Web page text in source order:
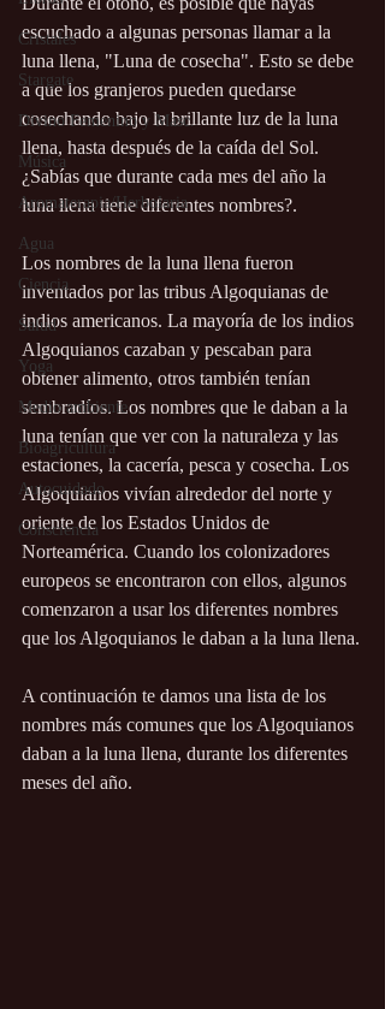
Cristales
Stargate
Divino Femenino y Masc.
Música
Aromaterapia/Herbolaria
Agua
Ciencia
Salud
Yoga
Medio ambiente
Bioagricultura
Autocuidado
Consciencia
escuchado a algunas personas llamar a la
luna llena, "Luna de cosecha". Esto se debe
a que los granjeros pueden quedarse
cosechando bajo la brillante luz de la luna
llena, hasta después de la caída del Sol.
¿Sabías que durante cada mes del año la
luna llena tiene diferentes nombres?.
Los nombres de la luna llena fueron
inventados por las tribus Algoquianas de
indios americanos. La mayoría de los indios
Algoquianos cazaban y pescaban para
obtener alimento, otros también tenían
sembradíos. Los nombres que le daban a la
luna tenían que ver con la naturaleza y las
estaciones, la cacería, pesca y cosecha. Los
Algoquianos vivían alrededor del norte y
oriente de los Estados Unidos de
Norteamérica. Cuando los colonizadores
europeos se encontraron con ellos, algunos
comenzaron a usar los diferentes nombres
que los Algoquianos le daban a la luna llena.
A continuación te damos una lista de los
nombres más comunes que los Algoquianos
daban a la luna llena, durante los diferentes
meses del año.